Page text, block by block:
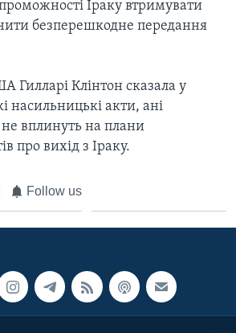
Іраку втримувати
безперешкодне передання
Гилларі Клінтон сказала у
насильницькі акти, ані
вплинуть на плани
про вихід з Іраку.
Follow us